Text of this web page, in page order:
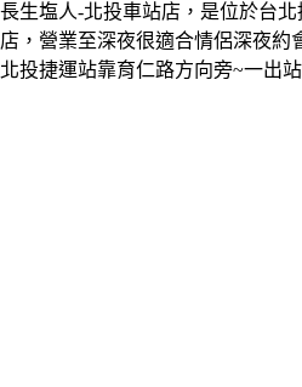
長生塩人-北投車站店，是位於台
店，營業至深夜很適合情侶深夜約
北投捷運站靠育仁路方向旁~一出